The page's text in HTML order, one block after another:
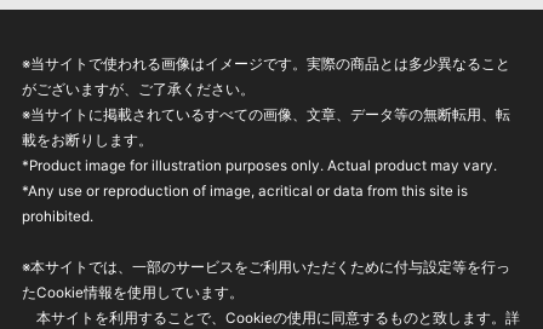
※当サイトで使われる画像はイメージです。実際の商品とは多少異なること
がございますが、ご了承ください。
※当サイトに掲載されているすべての画像、文章、データ等の無断転用、転
載をお断りします。
*Product image for illustration purposes only. Actual product may vary.
*Any use or reproduction of image, acritical or data from this site is
prohibited.
※本サイトでは、一部のサービスをご利用いただくために付与設定等を行っ
たCookie情報を使用しています。
本サイトを利用することで、Cookieの使用に同意するものと致します。詳